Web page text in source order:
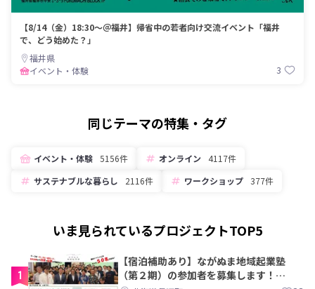
【8/14（金）18:30～＠福井】帰省中の若者向け交流イベント「福井
で、どう始めた？」
福井県
イベント・体験
3
同じテーマの特集・タグ
イベント・体験 5156件 オンライン
4117件
サステナブルな暮らし
2116件 ワークショップ 377件
いま見られているプロジェクトTOP5
1
【宿泊補助あり】ながぬま地域起業塾
（第２期）の参加者を募集します！